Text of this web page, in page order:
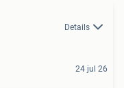
Details
24 jul 26